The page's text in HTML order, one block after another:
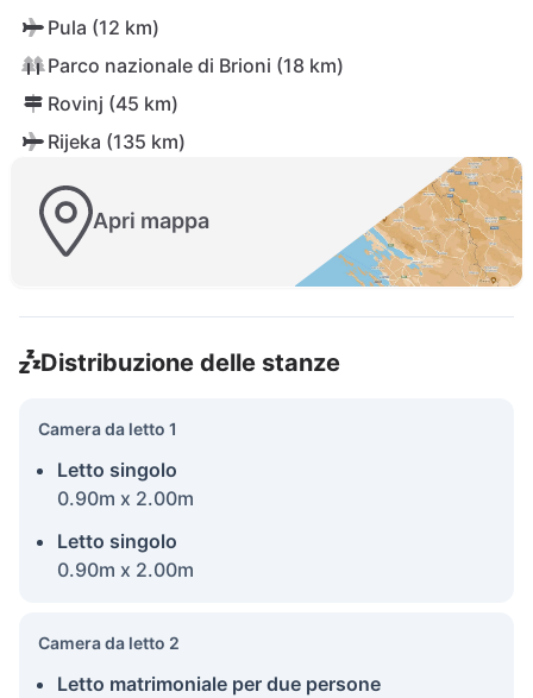
Pula (12 km)
Parco nazionale di Brioni (18 km)
Rovinj (45 km)
Rijeka (135 km)
Apri mappa
Distribuzione delle stanze
Camera da letto 1
Letto singolo
0.90m x 2.00m
Letto singolo
0.90m x 2.00m
Camera da letto 2
Letto matrimoniale per due persone